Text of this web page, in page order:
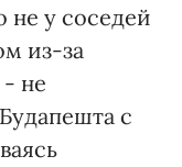
не у соседей
из-за
- не
с